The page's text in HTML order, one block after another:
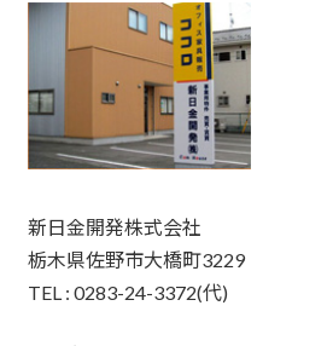
新日金開発株式会社
栃木県佐野市大橋町3229
TEL : 0283-24-3372(代)